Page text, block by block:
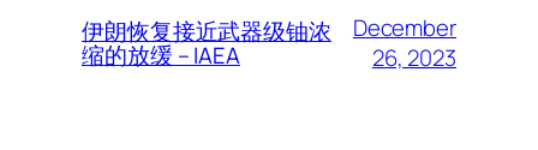
伊朗恢复接近武器级铀浓
缩的放缓 – IAEA
December
26, 2023